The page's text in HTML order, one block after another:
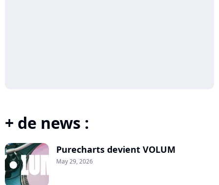
+ de news :
Purecharts devient VOLUM
May 29, 2026